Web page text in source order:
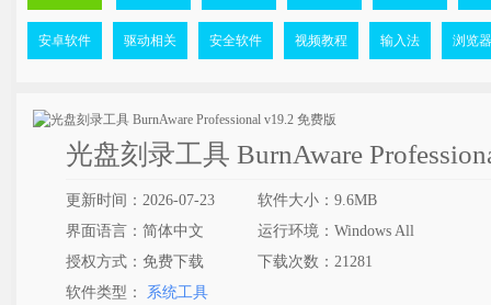
安卓软件 驱动相关 安全软件 视频教程 输入法 浏览器
光盘刻录工具 BurnAware
更新时间：2026-07-23
软件大小：9.6MB
界面语言：简体中文
运行环境：Windows All
授权方式：免费下载
下载次数： 21281
软件类型： 系统工具